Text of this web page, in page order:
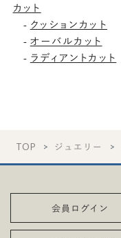
カット
- クッションカット
- オーバルカット
- ラディアントカット
TOP ジュエリー
会員ログイン